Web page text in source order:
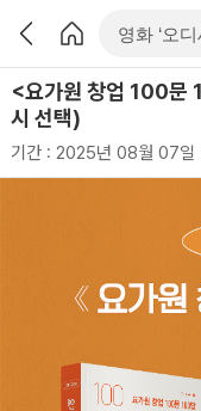
<요가원 창업 100문
시 선택)
기간 : 2025년 08월 07일